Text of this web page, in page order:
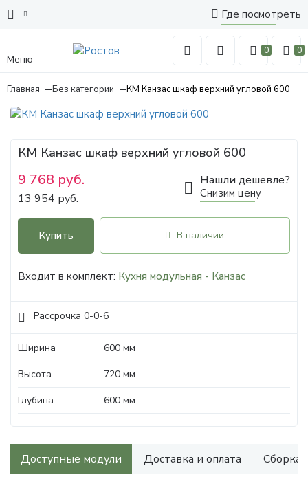
Где посмотреть
Меню
0 0
Главная Без категории КМ Канзас шкаф верхний угловой 600
Рассрочка 0-0-6
КМ Канзас шкаф верхний угловой 600
9 768 руб.
13 954 руб.
Нашли дешевле?
Снизим цену
Купить В наличии
Входит в комплект: Кухня модульная - Канзас
Ширина
600 мм
Высота
720 мм
Глубина
600 мм
Доступные модули Доставка и оплата Сборка